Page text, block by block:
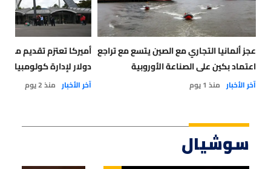
عجز ألمانيا التجاري مع الصين يتسع مع تراجع
اعتماد بكين على الصناعة الأوروبية
آخر الأخبار منذ 1 يوم
أميركا تعتزم تقديم
دولار لإدارة كولومبيا
آخر الأخبار منذ 2 يوم
سوشيال